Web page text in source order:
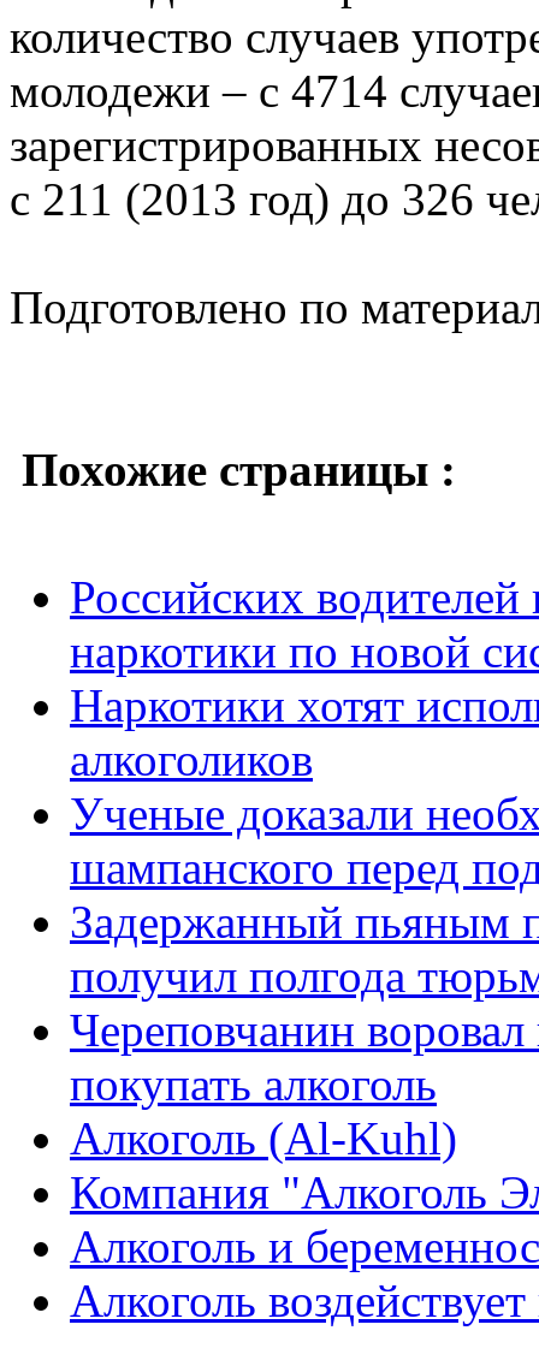
количество случаев
молодежи – с 4714
зарегистрированных
с 211 (2013 год) до 326
Подготовлено по
Похожие страницы :
Российских водителей
наркотики по новой
Наркотики хотят
алкоголиков
Ученые доказали
шампанского перед
Задержанный пьяным
получил полгода
Череповчанин
покупать алкоголь
Алкоголь (Al-Kuhl)
Компания "Алкоголь
Алкоголь и
Алкоголь